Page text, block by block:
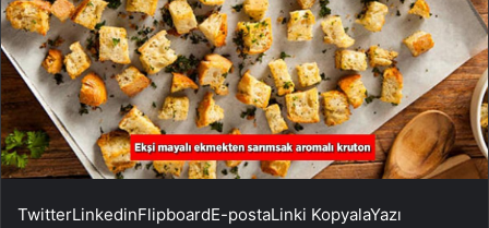
TwitterLinkedinFlipboardE-postaLinki KopyalaYazı